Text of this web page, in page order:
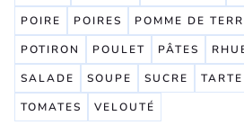
POIRE
POIRES POMME DE
POTIRON
POULET PÂTES
SALADE
SOUPE SUCRE TARTE
TOMATES
VELOUTÉ